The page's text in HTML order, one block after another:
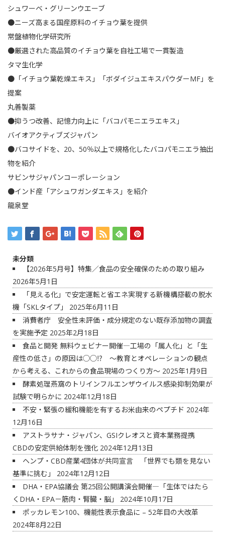
シュワーベ・グリーンウエーブ
●ニーズ高まる国産原料のイチョウ葉を提供
常盤植物化学研究所
●厳選された高品質のイチョウ葉を自社工場で一貫製造
タマ生化学
●「イチョウ葉乾燥エキス」「ボダイジュエキスパウダーMF」を
提案
丸善製薬
●抑うつ改善、記憶力向上に「バコパモニエラエキス」
バイオアクティブズジャパン
●バコサイドを、20、50％以上で規格化したバコパモニエラ抽出
物を紹介
サビンサジャパンコーポレーション
●インド産「アシュワガンダエキス」を紹介
龍泉堂
未分類
【2026年5月号】特集／食品の安全確保のための取り組み
2026年5月1日
「見える化」で安定運転と省エネ実現する新機構搭載の脱水
機「SKLタイプ」
2025年6月11日
消費者庁 安全性未評価・成分規定のない既存添加物の調査
を実施予定 2025年2月18日
食品と開発 無料ウェビナー開催―工場の「属人化」と「生
産性の低さ」の原因は◯◯⁉ ～教育とオペレーションの観点
から考える、これからの食品現場のつくり方～ 2025年1月9日
酵素処理燕窩のトリインフルエンザウイルス感染抑制効果が
試験で明らかに 2024年12月18日
不安・緊張の緩和機能を有するお米由来のペプチド 2024年
12月16日
アストラサナ・ジャパン、GSIクレオスと資本業務提携
CBDの安定供給体制を強化 2024年12月13日
ヘンプ・CBD産業4団体が共同宣言 「世界でも類を見ない
基準に挑む」
2024年12月12日
DHA・EPA協議会 第25回公開講演会開催―「生体ではたら
くDHA・EPA－筋肉・腎臓・脳」
2024年10月17日
ポッカレモン100、機能性表示食品に – 52年目の大改革
2024年8月22日